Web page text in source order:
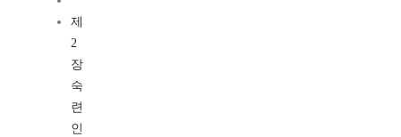
제
2
장
숙
련
인